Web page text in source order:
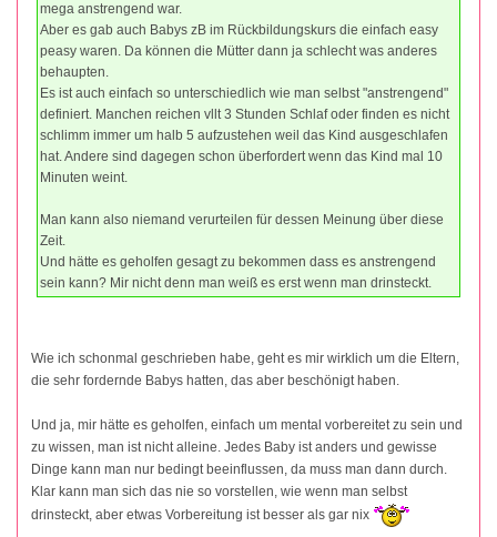
mega anstrengend war.
Aber es gab auch Babys zB im Rückbildungskurs die einfach easy
peasy waren. Da können die Mütter dann ja schlecht was anderes
behaupten.
Es ist auch einfach so unterschiedlich wie man selbst "anstrengend"
definiert. Manchen reichen vllt 3 Stunden Schlaf oder finden es nicht
schlimm immer um halb 5 aufzustehen weil das Kind ausgeschlafen
hat. Andere sind dagegen schon überfordert wenn das Kind mal 10
Minuten weint.
Man kann also niemand verurteilen für dessen Meinung über diese
Zeit.
Und hätte es geholfen gesagt zu bekommen dass es anstrengend
sein kann? Mir nicht denn man weiß es erst wenn man drinsteckt.
Wie ich schonmal geschrieben habe, geht es mir wirklich um die Eltern,
die sehr fordernde Babys hatten, das aber beschönigt haben.
Und ja, mir hätte es geholfen, einfach um mental vorbereitet zu sein und
zu wissen, man ist nicht alleine. Jedes Baby ist anders und gewisse
Dinge kann man nur bedingt beeinflussen, da muss man dann durch.
Klar kann man sich das nie so vorstellen, wie wenn man selbst
drinsteckt, aber etwas Vorbereitung ist besser als gar nix